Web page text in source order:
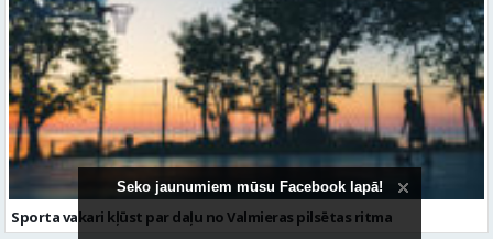
Sporta vakari kļūst par daļu no Valmieras pilsētas ritma
Seko jaunumiem mūsu Facebook lapā!